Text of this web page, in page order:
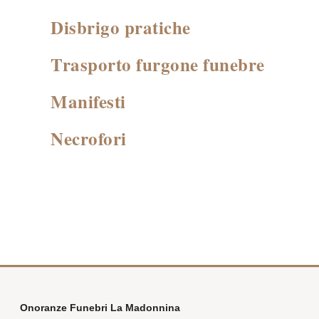
Disbrigo pratiche
Trasporto furgone funebre
Manifesti
Necrofori
Onoranze Funebri La Madonnina